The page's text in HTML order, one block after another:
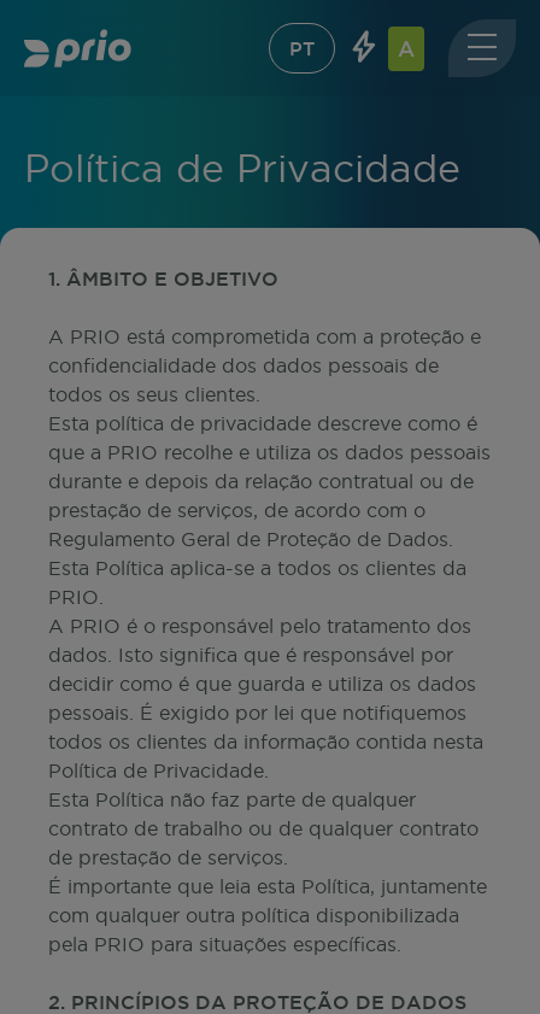
PT A
Dark modeeconomiza energia em
dispositivos com tela
OLEDe
poupança de energia pela CPUem 150
CPU
GPU 0%
Home
A nossa missão
Projetos
Parcerias
Artigos
PRIO
QUEREMOS SER LÍDERES NA
TRANSIÇÃO ENERGÉTICA ACESSÍVEL
Ver website prio.pt
Simulador
Consultadoria
Política de Privacidade
Política de Privacidade
1. ÂMBITO E OBJETIVO
A PRIO está comprometida com a proteção e
confidencialidade dos dados pessoais de
todos os seus clientes.
Esta política de privacidade descreve como é
que a PRIO recolhe e utiliza os dados pessoais
durante e depois da relação contratual ou de
prestação de serviços, de acordo com o
Regulamento Geral de Proteção de Dados.
Esta Política aplica-se a todos os clientes da
PRIO.
A PRIO é o responsável pelo tratamento dos
dados. Isto significa que é responsável por
decidir como é que guarda e utiliza os dados
pessoais. É exigido por lei que notifiquemos
todos os clientes da informação contida nesta
Política de Privacidade.
Esta Política não faz parte de qualquer
contrato de trabalho ou de qualquer contrato
de prestação de serviços.
É importante que leia esta Política, juntamente
com qualquer outra política disponibilizada
pela PRIO para situações específicas.
2. PRINCÍPIOS DA PROTEÇÃO DE DADOS